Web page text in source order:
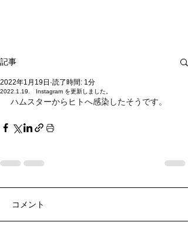
記事
2022.1.19. Instagram を更新しました。
2022年1月19日 読了時間: 1分
ハムスターからヒトへ感染したそうです。
コメント